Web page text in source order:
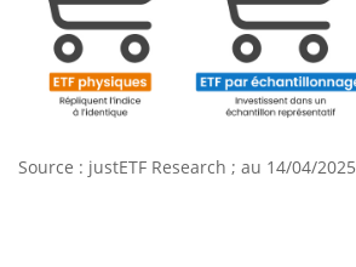
Source : justETF Research ; au 14/04/2025